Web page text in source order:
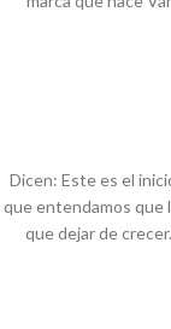
Dicen: Este es el
que entendamos que
que dejar de